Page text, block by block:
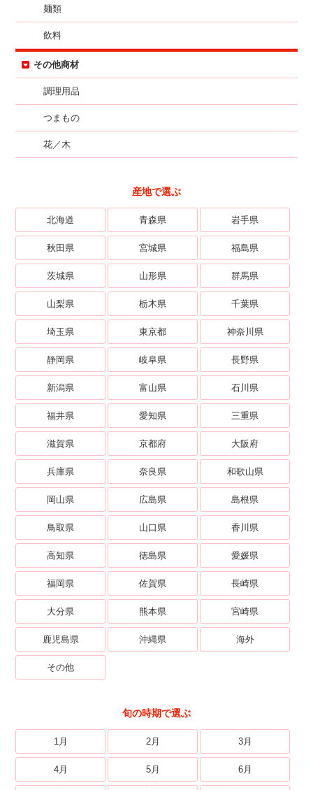
麺類
飲料
その他商材
調理用品
つまもの
花／木
産地で選ぶ
北海道 青森県 岩手県
秋田県 宮城県 福島県
茨城県 山形県 群馬県
山梨県 栃木県 千葉県
埼玉県 東京都 神奈川県
静岡県 岐阜県 長野県
新潟県 富山県 石川県
福井県 愛知県 三重県
滋賀県 京都府 大阪府
兵庫県 奈良県 和歌山県
岡山県 広島県 島根県
鳥取県 山口県 香川県
高知県 徳島県 愛媛県
福岡県 佐賀県 長崎県
大分県 熊本県 宮崎県
鹿児島県 沖縄県 海外
その他
旬の時期で選ぶ
1月 2月 3月
4月 5月 6月